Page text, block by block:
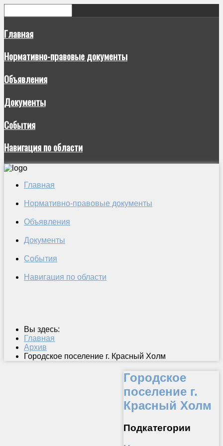
Главная
Нормативно-правовые документы
Объявления
Документы
События
Навигация по области
Главная
Нормативно-правовые документы
Объявления
Документы
События
Навигация по области
Вы здесь:
Главная
Архив
Городское поселение г. Красный Холм
Городское
поселение г.
Красный Холм
Подкатегории